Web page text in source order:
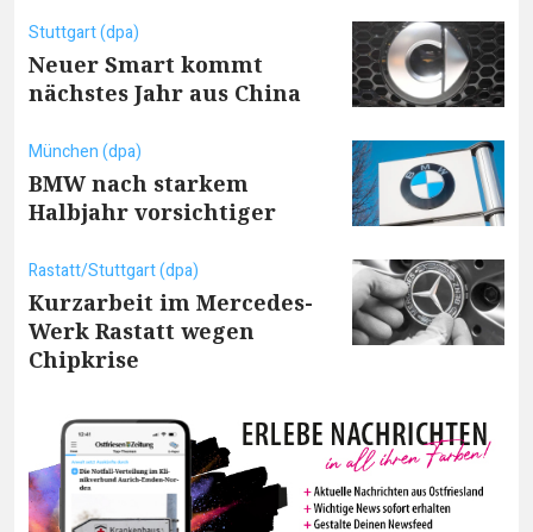
Stuttgart (dpa)
Neuer Smart kommt
nächstes Jahr aus China
München (dpa)
BMW nach starkem
Halbjahr vorsichtiger
Rastatt/Stuttgart (dpa)
Kurzarbeit im Mercedes-
Werk Rastatt wegen
Chipkrise